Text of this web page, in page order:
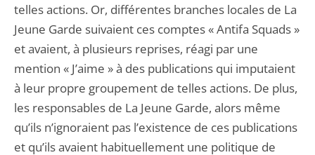
telles actions. Or, différentes branches locales de La
Jeune Garde suivaient ces comptes « Antifa Squads »
et avaient, à plusieurs reprises, réagi par une
mention « J’aime » à des publications qui imputaient
à leur propre groupement de telles actions. De plus,
les responsables de La Jeune Garde, alors même
qu’ils n’ignoraient pas l’existence de ces publications
et qu’ils avaient habituellement une politique de